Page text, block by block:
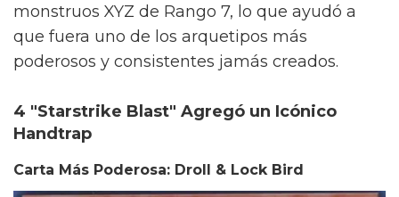
monstruos XYZ de Rango 7, lo que ayudó a
que fuera uno de los arquetipos más
poderosos y consistentes jamás creados.
4 "Starstrike Blast" Agregó un Icónico
Handtrap
Carta Más Poderosa: Droll & Lock Bird